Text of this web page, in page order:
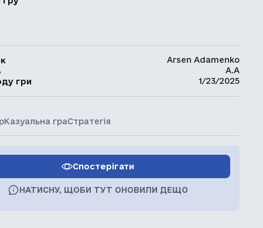
Arsen Adamenko
A.A
гри
1/23/2025
Казуальна граСтратегія
Спостерігати
НАТИСНУ, ЩОБИ ТУТ ОНОВИЛИ ДЕЩО